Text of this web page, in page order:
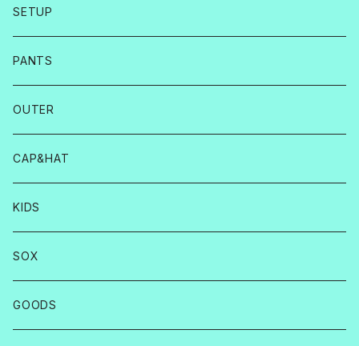
SETUP
PANTS
OUTER
CAP&HAT
KIDS
SOX
GOODS